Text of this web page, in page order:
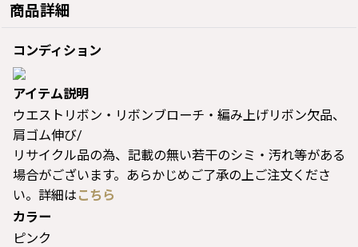
商品詳細
コンディション
アイテム説明
ウエストリボン・リボンブローチ・編み上げリボン欠品、
肩ゴム伸び/
リサイクル品の為、記載の無い若干のシミ・汚れ等がある
場合がございます。あらかじめご了承の上ご注文くださ
い。詳細は こちら
カラー
ピンク